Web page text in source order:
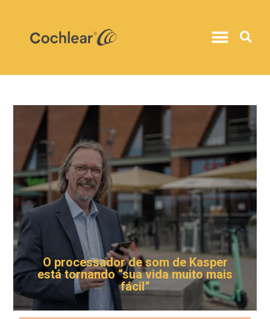
O processador de som de Kasper
está tornando “sua vida muito mais
fácil”